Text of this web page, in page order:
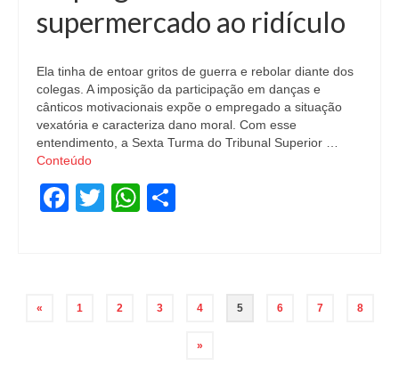
supermercado ao ridículo
Ela tinha de entoar gritos de guerra e rebolar diante dos
colegas. A imposição da participação em danças e
cânticos motivacionais expõe o empregado a situação
vexatória e caracteriza dano moral. Com esse
entendimento, a Sexta Turma do Tribunal Superior …
Conteúdo
Facebook
TwitterWhatsApp
Paginação
« 1 2 3 4 5 6 7 8
»